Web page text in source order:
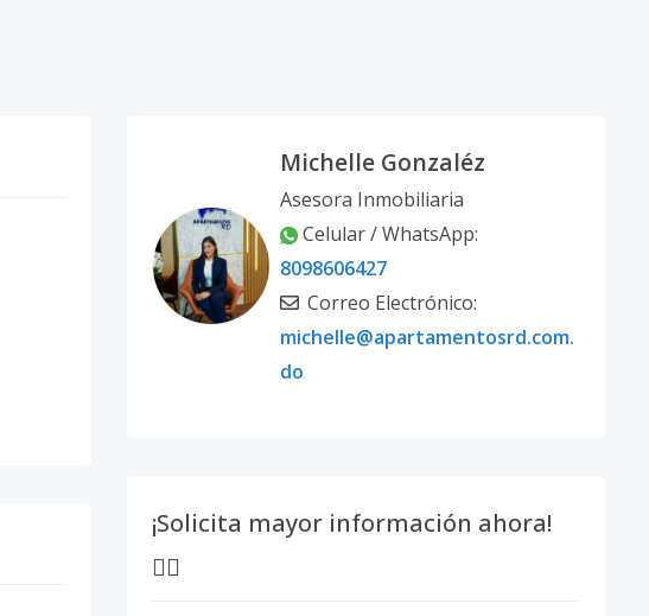
Michelle Gonzaléz
Asesora Inmobiliaria
Celular / WhatsApp:
8098606427
Correo Electrónico:
michelle@apartamentosrd.com.
do
¡Solicita mayor información ahora!
👇🏽